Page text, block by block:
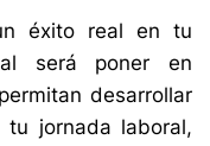
éxito real en tu
será poner en
desarrollar
tu jornada laboral,